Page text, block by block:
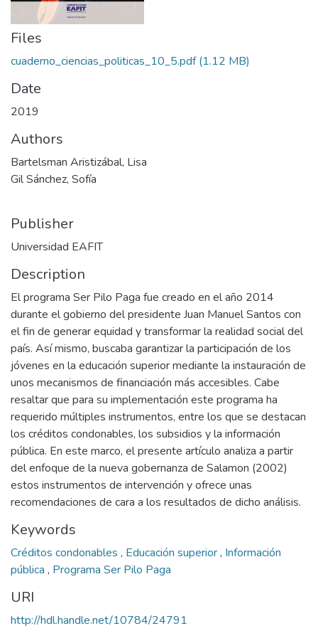
Files
cuaderno_ciencias_politicas_10_5.pdf(1.12 MB)
Date
2019
Authors
Bartelsman Aristizábal, Lisa
Gil Sánchez, Sofía
Publisher
Universidad EAFIT
Description
El programa Ser Pilo Paga fue creado en el año 2014
durante el gobierno del presidente Juan Manuel Santos con
el fin de generar equidad y transformar la realidad social del
país. Así mismo, buscaba garantizar la participación de los
jóvenes en la educación superior mediante la instauración de
unos mecanismos de financiación más accesibles. Cabe
resaltar que para su implementación este programa ha
requerido múltiples instrumentos, entre los que se destacan
los créditos condonables, los subsidios y la información
pública. En este marco, el presente artículo analiza a partir
del enfoque de la nueva gobernanza de Salamon (2002)
estos instrumentos de intervención y ofrece unas
recomendaciones de cara a los resultados de dicho análisis.
Keywords
Créditos condonables , Educación superior, Información
pública , Programa Ser Pilo Paga
URI
http://hdl.handle.net/10784/24791